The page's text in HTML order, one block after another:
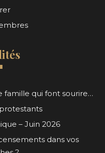
famille qui font sourire…
– Juin 2026
dans vos